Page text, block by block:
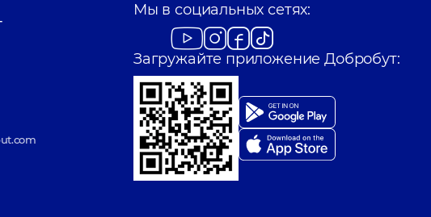
Мы в социальных сетях:
Загружайте приложение Добробут: